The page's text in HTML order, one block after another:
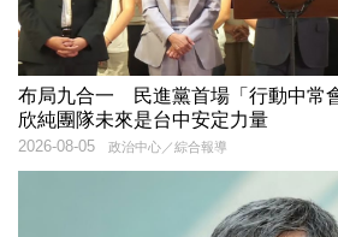
布局九合一 民進黨首場「行動中常
欣純團隊未來是台中安定力量
政治中心／綜合報導
2026-08-05